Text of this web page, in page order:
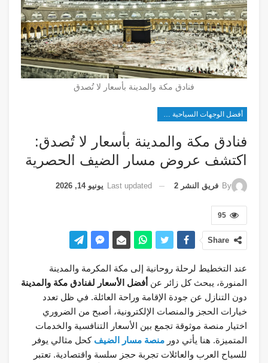
فنادق مكة والمدينة بأسعار لا تُصدق
فنادق مكة والمدينة بأسعار لا تُصدق:
اكتشف عروض مسار الضيف الحصرية
By فريق النشر 2 Last updated يونيو 14, 2026
95
Share
عند التخطيط لرحلة روحانية إلى مكة المكرمة والمدينة
المنورة، يبحث كل زائر عن أفضل الأسعار لفنادق مكة والمدينة
دون التنازل عن جودة الإقامة وراحة العائلة. في ظل تعدد
خيارات الحجز والمنصات الإلكترونية، أصبح من الضروري
اختيار منصة موثوقة تجمع بين الأسعار التنافسية والخدمات
المتميزة. هنا يأتي دور منصة مسار الضيف كحل مثالي يوفر
للسياح العرب والعائلات تجربة حجز سلسة واقتصادية. تعتبر